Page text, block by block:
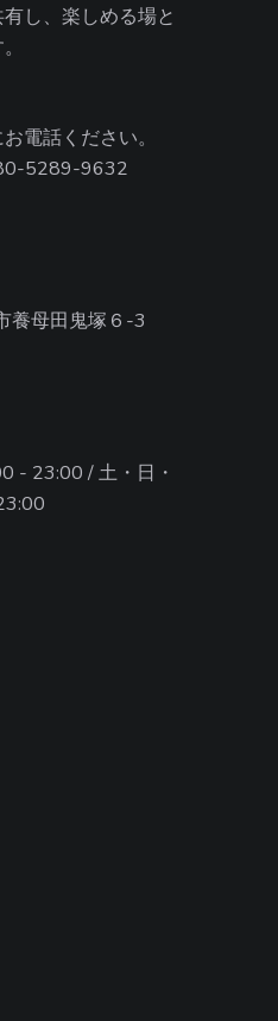
し、楽しめる場と
電話ください。
5289-9632
養母田鬼塚６-3
- 23:00 / 土・日・